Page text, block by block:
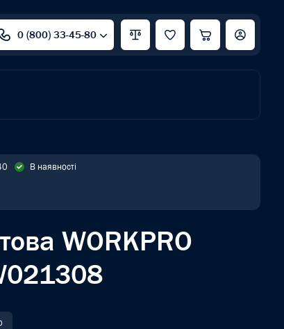
0 (800) 33-45-80
В наявності
WORKPRO